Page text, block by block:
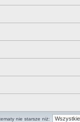
nie starsze niż: